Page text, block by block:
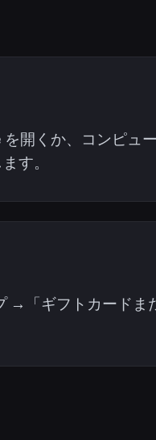
を開くか、コンピュ
す。
→「ギフトカードま